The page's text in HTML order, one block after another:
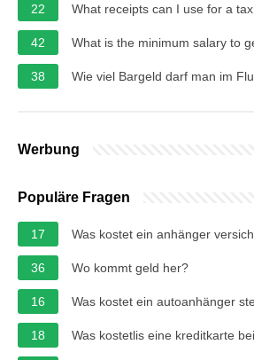
22
What receipts can I use for a
42 What is the minimum salary to
38 Wie viel Bargeld darf man im
Werbung
Populäre Fragen
17 Was kostet ein anhänger
36 Wo kommt geld her?
16 Was kostet ein autoanhänger
18 Was kostetlis eine kreditkarte